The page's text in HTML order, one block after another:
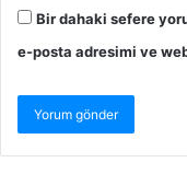
Bir dahaki sefere
e-posta adresimi ve